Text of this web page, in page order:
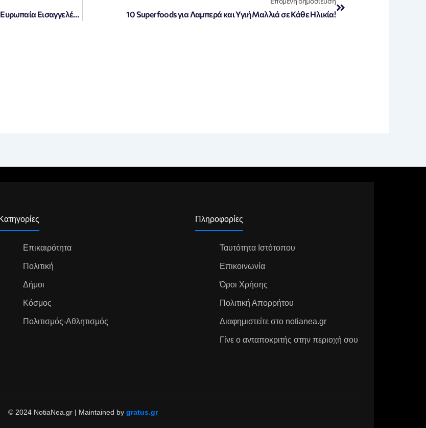
Χαρακόπουλος: Η Βουλή οφείλει να στηρίξει την Ευρωπαία Εισαγγελέα για τον ΟΠΕΚΕΠΕ 10 Superfoods για Λαμπερά και Υγιή Μαλλιά σε Κάθε Ηλικία!
Κατηγορίες
Επικαιρότητα
Πολιτική
Δήμοι
Κόσμος
Πολιτισμός-Αθλητισμός
Πληροφορίες
Ταυτότητα Ιστότοπου
Επικοινωνία
Όροι Χρήσης
Πολιτική Απορρήτου
Διαφημιστείτε στο notianea.gr
Γίνε ο ανταποκριτής στην περιοχή σου
© 2024 NotiaNea.gr | Maintained by gratus.gr